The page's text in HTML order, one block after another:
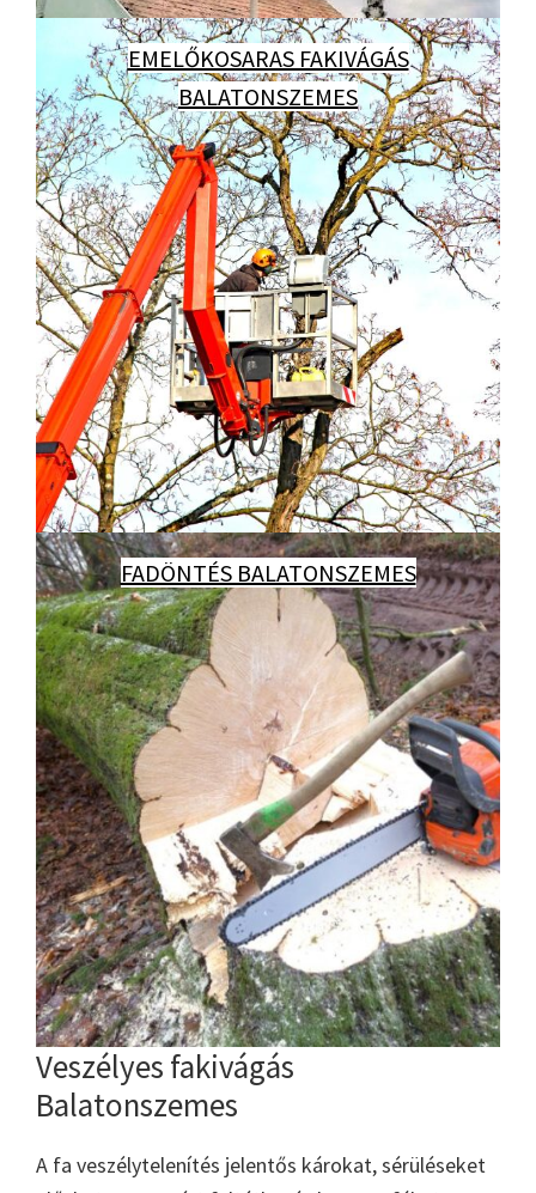
EMELŐKOSARAS FAKIVÁGÁS
BALATONSZEMES
FADÖNTÉS BALATONSZEMES
Veszélyes fakivágás
Balatonszemes
A fa veszélytelenítés jelentős károkat, sérüléseket